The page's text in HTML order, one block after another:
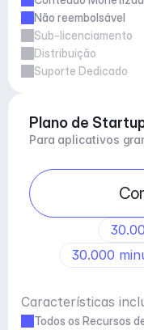
Não reembolsável
Sub-licenciamento
Distribuição
Suporte Dedicado
Plano de
Para aplicativos
30.000
Características
Todos os Recursos